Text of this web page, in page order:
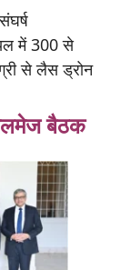
में 300 से
से लैस ड्रोन
बैठक